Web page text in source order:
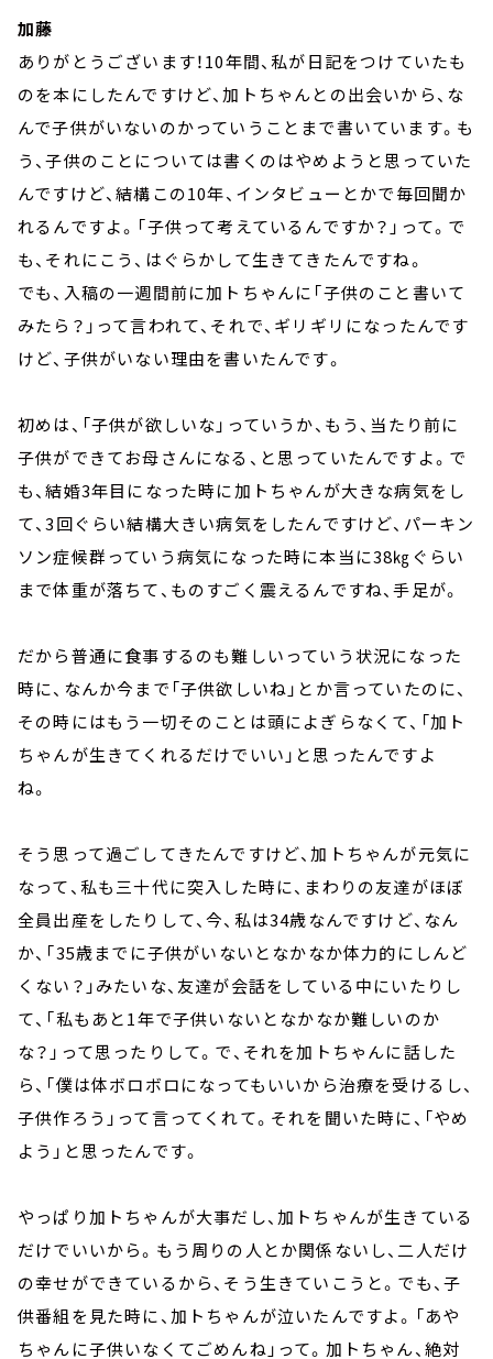
加藤
ありがとうございます！10年間、私が日記をつけていたも
のを本にしたんですけど、加トちゃんとの出会いから、な
んで子供がいないのかっていうことまで書いています。も
う、子供のことについては書くのはやめようと思っていた
んですけど、結構この10年、インタビューとかで毎回聞か
れるんですよ。「子供って考えているんですか？」って。で
も、それにこう、はぐらかして生きてきたんですね。
でも、入稿の一週間前に加トちゃんに「子供のこと書いて
みたら？」って言われて、それで、ギリギリになったんです
けど、子供がいない理由を書いたんです。
初めは、「子供が欲しいな」っていうか、もう、当たり前に
子供ができてお母さんになる、と思っていたんですよ。で
も、結婚3年目になった時に加トちゃんが大きな病気をし
て、3回ぐらい結構大きい病気をしたんですけど、パーキン
ソン症候群っていう病気になった時に本当に38㎏ぐらい
まで体重が落ちて、ものすごく震えるんですね、手足が。
だから普通に食事するのも難しいっていう状況になった
時に、なんか今まで「子供欲しいね」とか言っていたのに、
その時にはもう一切そのことは頭によぎらなくて、「加ト
ちゃんが生きてくれるだけでいい」と思ったんですよ
ね。
そう思って過ごしてきたんですけど、加トちゃんが元気に
なって、私も三十代に突入した時に、まわりの友達がほぼ
全員出産をしたりして、今、私は34歳なんですけど、なん
か、「35歳までに子供がいないとなかなか体力的にしんど
くない？」みたいな、友達が会話をしている中にいたりし
て、「私もあと1年で子供いないとなかなか難しいのか
な？」って思ったりして。で、それを加トちゃんに話した
ら、「僕は体ボロボロになってもいいから治療を受けるし、
子供作ろう」って言ってくれて。それを聞いた時に、「やめ
よう」と思ったんです。
やっぱり加トちゃんが大事だし、加トちゃんが生きている
だけでいいから。もう周りの人とか関係ないし、二人だけ
の幸せができているから、そう生きていこうと。でも、子
供番組を見た時に、加トちゃんが泣いたんですよ。「あや
ちゃんに子供いなくてごめんね」って。加トちゃん、絶対